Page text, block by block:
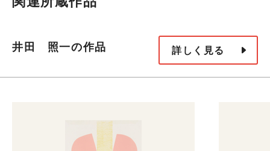
井田 照一の作品 詳しく見る